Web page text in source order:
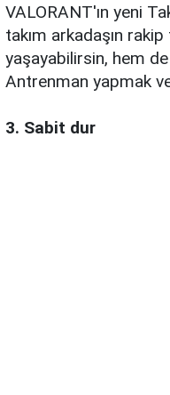
VALORANT'ın yeni
takım arkadaşın
yaşayabilirsin, hem
Antrenman yapmak
3. Sabit dur